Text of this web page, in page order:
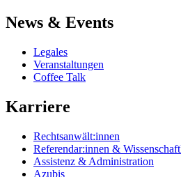
News & Events
Legales
Veranstaltungen
Coffee Talk
Karriere
Rechtsanwält:innen
Referendar:innen &
Assistenz & Administration
Azubis